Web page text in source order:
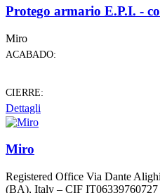
Protego armario E.P.I. -
Miro
ACABADO:
CIERRE:
Dettagli
Miro
Registered Office Via Dante
(BA), Italy – CIF IT06339760727